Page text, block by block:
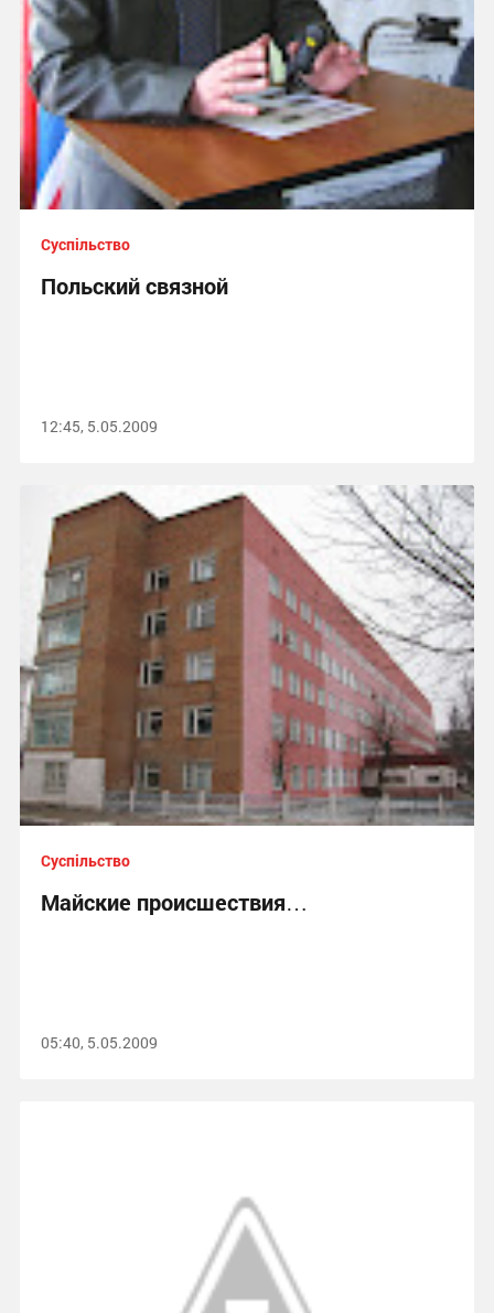
Суспільство
Польский связной
12:45, 5.05.2009
Суспільство
Майские происшествия…
05:40, 5.05.2009